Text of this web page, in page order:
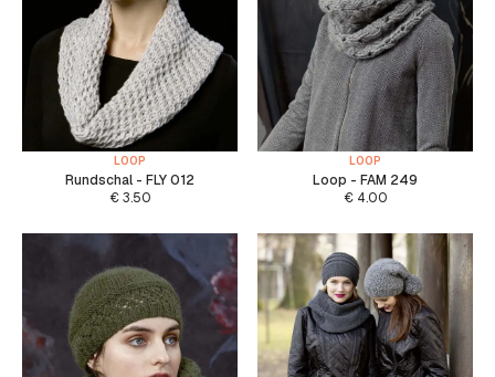
LOOP
Rundschal - FLY 012
€3.50
LOOP
Loop - FAM 249
€4.00